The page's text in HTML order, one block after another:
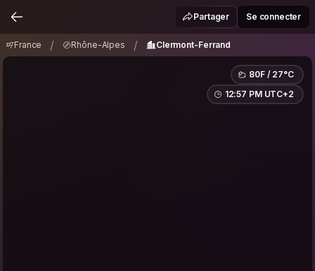
Clermont-Ferrand
Partager Se connecter
France / Rhône-Alpes / Clermont-Ferrand
80F / 27°C
12:57 PM UTC+2